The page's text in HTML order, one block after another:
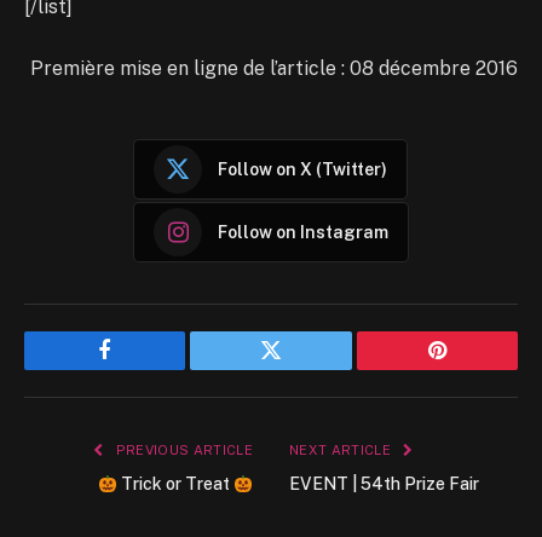
[/list]
Première mise en ligne de l’article : 08 décembre 2016
Follow on X (Twitter)
Follow on Instagram
Facebook Twitter Pinterest
PREVIOUS ARTICLE
Trick or Treat
NEXT ARTICLE
EVENT | 54th Prize Fair